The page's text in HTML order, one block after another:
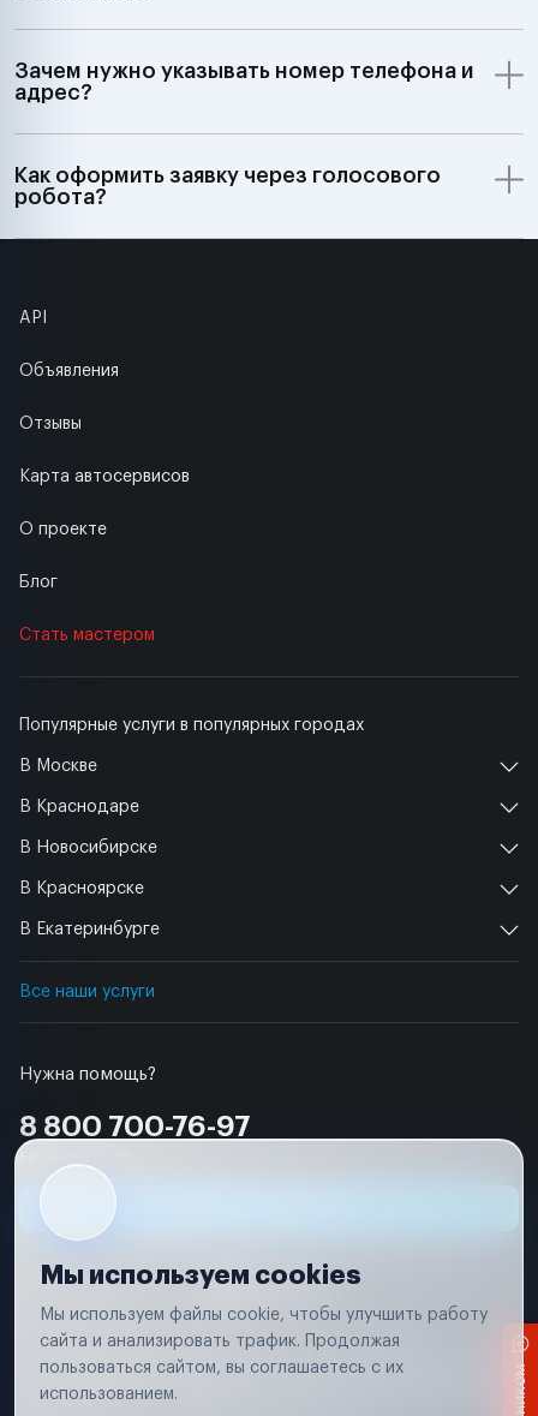
Зачем нужно указывать номер телефона и
адрес?
Как оформить заявку через голосового
робота?
Нужна помощь?
8 800 700-76-97
Популярные услуги в популярных городах
В Москве
В Краснодаре
В Новосибирске
В Красноярске
В Екатеринбурге
Все наши услуги
API
Объявления
Отзывы
Карта автосервисов
О проекте
Блог
Стать мастером
Условия использования
Удаление аккаунта
Вся информация, представленная на сайте, носит исключительно
соответствии с положениями статьи 437 (п. 2) Гражданского кодекса
Мы используем cookies
Мы используем файлы cookie, чтобы улучшить работу
сайта и анализировать трафик. Продолжая
пользоваться сайтом, вы соглашаетесь с их
использованием.